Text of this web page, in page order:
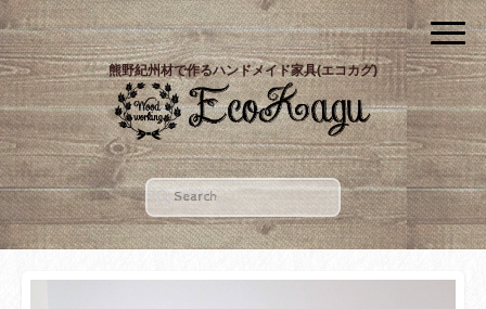
熊野紀州材で作るハンドメイド家具(エコカグ)